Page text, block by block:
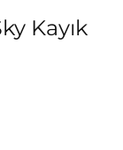
Kayık